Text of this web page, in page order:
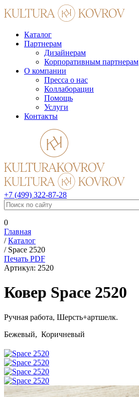
Каталог
Партнерам
Дизайнерам
Корпоративным партнерам
О компании
Пресса о нас
Коллаборации
Помощь
Услуги
Контакты
+7 (499) 322-87-28
0
Главная
/Каталог
/ Space 2520
Печать PDF
Артикул: 2520
Ковер Space 2520
Ручная работа, Шерсть+артшелк.
Бежевый, Коричневый